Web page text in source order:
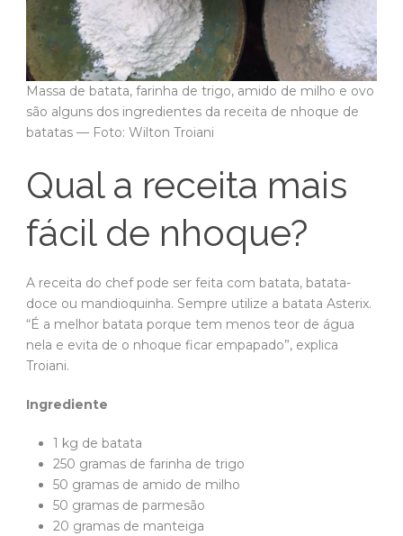
Massa de batata, farinha de trigo, amido de milho e ovo
são alguns dos ingredientes da receita de nhoque de
batatas — Foto: Wilton Troiani
Qual a receita mais
fácil de nhoque?
A receita do chef pode ser feita com batata, batata-
doce ou mandioquinha. Sempre utilize a batata Asterix.
“É a melhor batata porque tem menos teor de água
nela e evita de o nhoque ficar empapado”, explica
Troiani.
Ingrediente
1 kg de batata
250 gramas de farinha de trigo
50 gramas de amido de milho
50 gramas de parmesão
20 gramas de manteiga